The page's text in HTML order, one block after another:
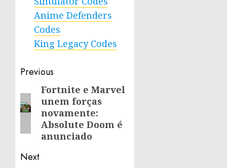
Anime Defenders
Codes
King Legacy Codes
Post
navigation
Previous
Previous
post:
Fortnite e Marvel
unem forças
novamente:
Absolute Doom é
anunciado
Next